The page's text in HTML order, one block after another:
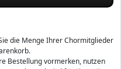
die Menge Ihrer Chormitglieder
Bestellung vormerken, nutzen